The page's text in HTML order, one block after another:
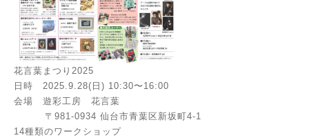
花言葉まつり2025
日時 2025.9.28(日) 10:30〜16:00
会場 遊彩工房 花言葉
〒981-0934 仙台市青葉区新坂町4-1
14種類のワークショップ